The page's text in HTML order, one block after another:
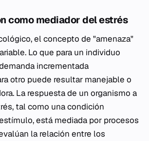
como mediador del estrés
el concepto de "amenaza"
Lo que para un individuo
incrementada
otro puede resultar manejable o
La respuesta de un organismo a
tal como una condición
está mediada por procesos
la relación entre los